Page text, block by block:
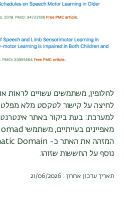
לחלופין, משתמשים עשויים לראות
לחיצה על קישור לטקסט מלא
למערכת: בעת ביקור באתר
מאפיינים בעייתיים, משתמשי
המזהה את האתר כ- Domain
נוסף על החששות שזוהו.
תאריך עדכון אחרון : 21/06/2026